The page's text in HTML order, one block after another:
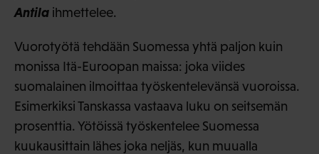
Antila ihmettelee.
Vuorotyötä tehdään Suomessa yhtä paljon kuin
monissa Itä-Euroopan maissa: joka viides
suomalainen ilmoittaa työskentelevänsä vuoroissa.
Esimerkiksi Tanskassa vastaava luku on seitsemän
prosenttia. Yötöissä työskentelee Suomessa
kuukausittain lähes joka neljäs, kun muualla